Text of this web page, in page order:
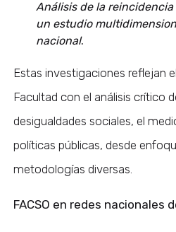
Análisis de la
un estudio
nacional.
Estas investigaciones reflejan
Facultad con el análisis crítico
desigualdades sociales, el
políticas públicas, desde
metodologías diversas.
FACSO en redes nacionales